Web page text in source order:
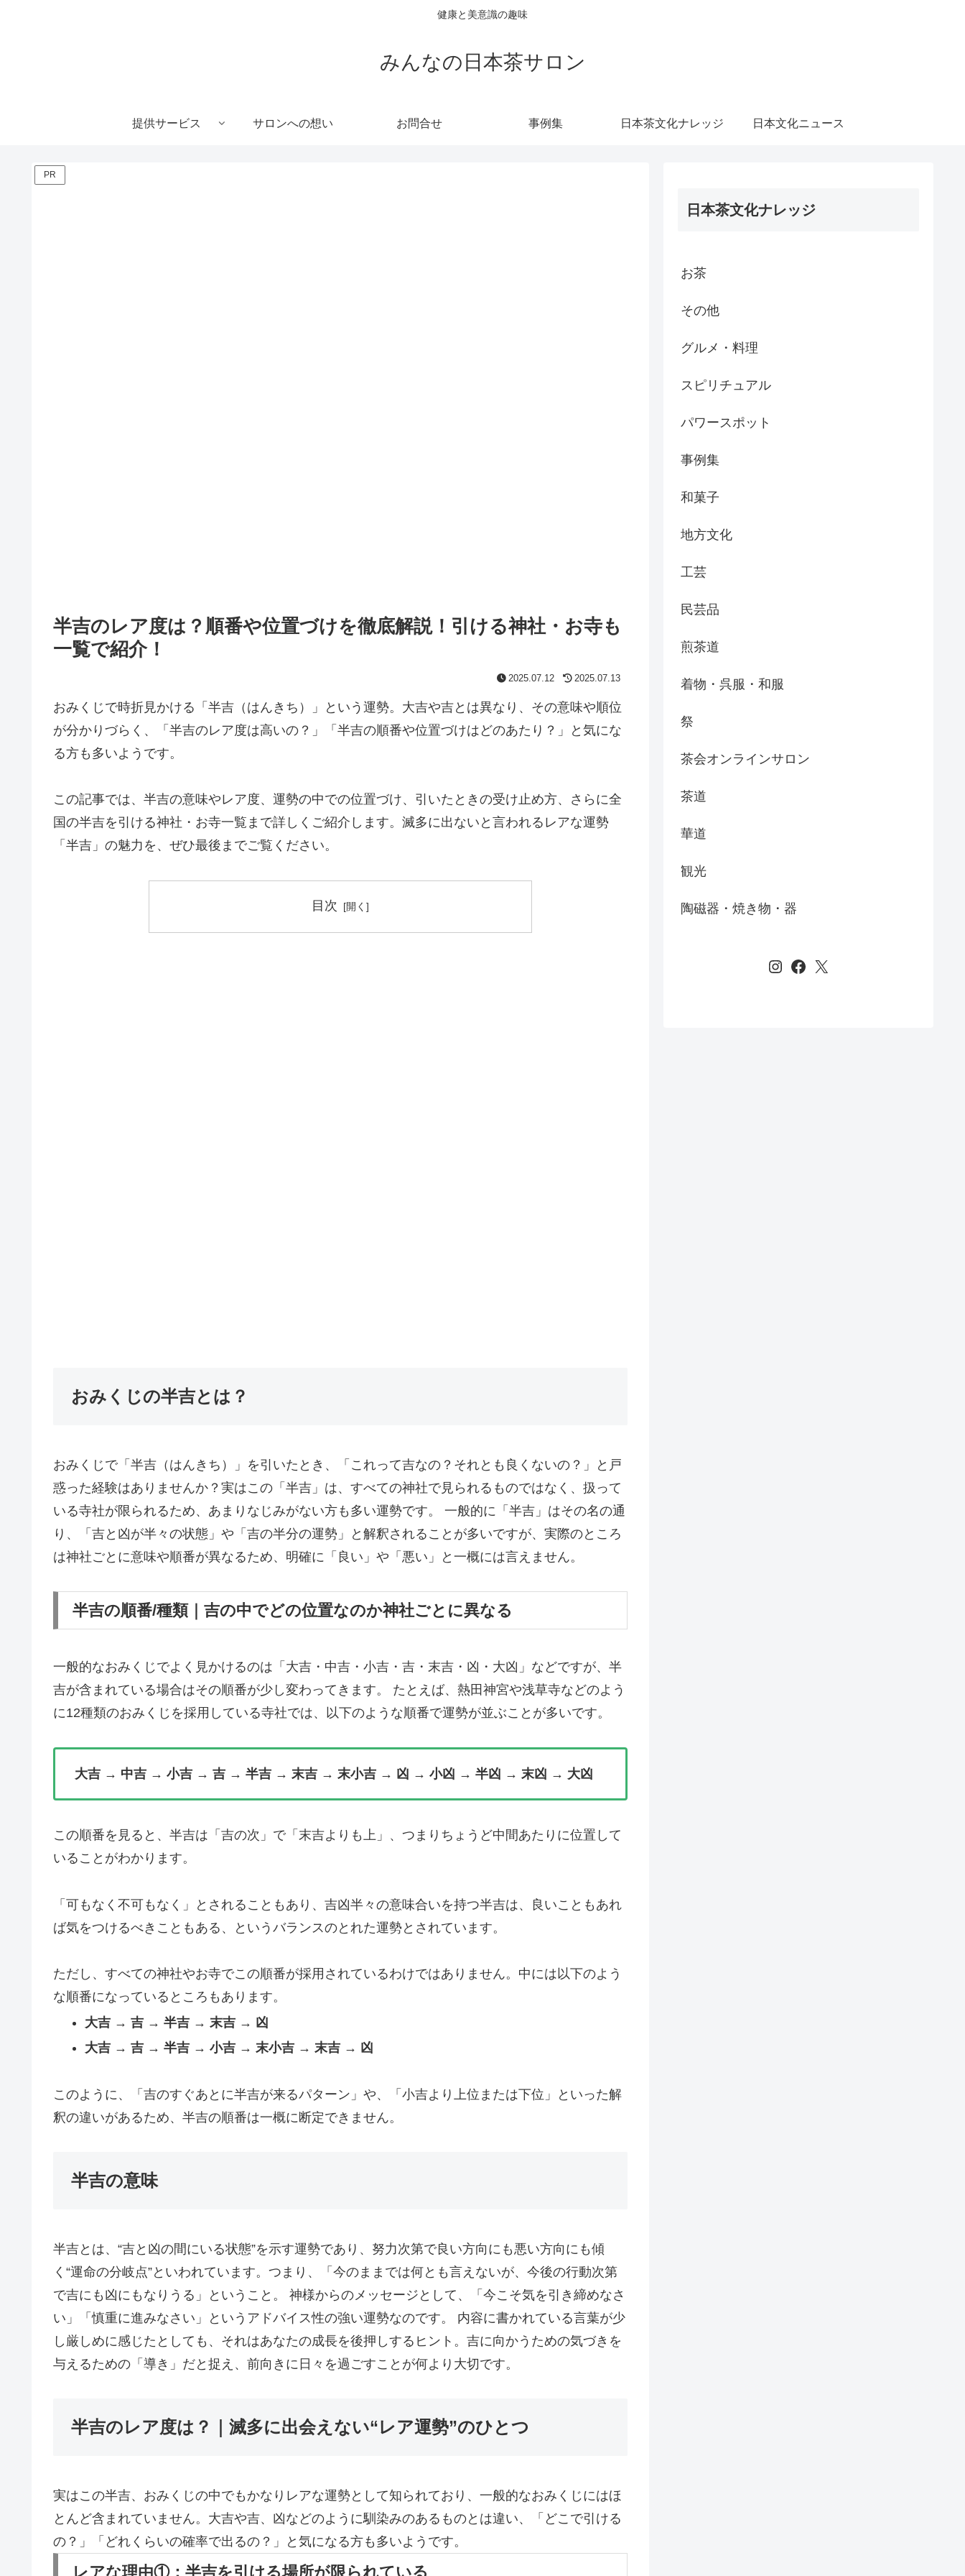
健康と美意識の趣味
みんなの日本茶サロン
提供サービス サロンへの想い お問合せ 事例集 日本茶文化ナレッジ 日本文化ニュース
PR
半吉のレア度は？順番や位置づけを徹底解説！引ける神社・お寺も
一覧で紹介！
2025.07.12 2025.07.13
おみくじで時折見かける「半吉（はんきち）」という運勢。大吉や吉とは異なり、その意味や順位
が分かりづらく、「半吉のレア度は高いの？」「半吉の順番や位置づけはどのあたり？」と気にな
る方も多いようです。
この記事では、半吉の意味やレア度、運勢の中での位置づけ、引いたときの受け止め方、さらに全
国の半吉を引ける神社・お寺一覧まで詳しくご紹介します。滅多に出ないと言われるレアな運勢
「半吉」の魅力を、ぜひ最後までご覧ください。
目次
おみくじの半吉とは？
おみくじで「半吉（はんきち）」を引いたとき、「これって吉なの？それとも良くないの？」と戸
惑った経験はありませんか？実はこの「半吉」は、すべての神社で見られるものではなく、扱って
いる寺社が限られるため、あまりなじみがない方も多い運勢です。 一般的に「半吉」はその名の通
り、「吉と凶が半々の状態」や「吉の半分の運勢」と解釈されることが多いですが、実際のところ
は神社ごとに意味や順番が異なるため、明確に「良い」や「悪い」と一概には言えません。
半吉の順番/種類｜吉の中でどの位置なのか神社ごとに異なる
一般的なおみくじでよく見かけるのは「大吉・中吉・小吉・吉・末吉・凶・大凶」などですが、半
吉が含まれている場合はその順番が少し変わってきます。 たとえば、熱田神宮や浅草寺などのよう
に12種類のおみくじを採用している寺社では、以下のような順番で運勢が並ぶことが多いです。
大吉 → 中吉 → 小吉 → 吉 → 半吉 → 末吉 → 末小吉 → 凶 → 小凶 → 半凶 → 末凶 → 大凶
この順番を見ると、半吉は「吉の次」で「末吉よりも上」、つまりちょうど中間あたりに位置して
いることがわかります。
「可もなく不可もなく」とされることもあり、吉凶半々の意味合いを持つ半吉は、良いこともあれ
ば気をつけるべきこともある、というバランスのとれた運勢とされています。
ただし、すべての神社やお寺でこの順番が採用されているわけではありません。中には以下のよう
な順番になっているところもあります。
大吉 → 吉 → 半吉 → 末吉 → 凶
大吉 → 吉 → 半吉 → 小吉 → 末小吉 → 末吉 → 凶
このように、「吉のすぐあとに半吉が来るパターン」や、「小吉より上位または下位」といった解
釈の違いがあるため、半吉の順番は一概に断定できません。
半吉の意味
半吉とは、“吉と凶の間にいる状態”を示す運勢であり、努力次第で良い方向にも悪い方向にも傾
く“運命の分岐点”といわれています。つまり、「今のままでは何とも言えないが、今後の行動次第
で吉にも凶にもなりうる」ということ。 神様からのメッセージとして、「今こそ気を引き締めなさ
い」「慎重に進みなさい」というアドバイス性の強い運勢なのです。 内容に書かれている言葉が少
し厳しめに感じたとしても、それはあなたの成長を後押しするヒント。吉に向かうための気づきを
与えるための「導き」だと捉え、前向きに日々を過ごすことが何より大切です。
半吉のレア度は？｜滅多に出会えない“レア運勢”のひとつ
実はこの半吉、おみくじの中でもかなりレアな運勢として知られており、一般的なおみくじにはほ
とんど含まれていません。大吉や吉、凶などのように馴染みのあるものとは違い、「どこで引ける
の？」「どれくらいの確率で出るの？」と気になる方も多いようです。
レアな理由①：半吉を引ける場所が限られている
日本茶文化ナレッジ
お茶
その他
グルメ・料理
スピリチュアル
パワースポット
事例集
和菓子
地方文化
工芸
民芸品
煎茶道
着物・呉服・和服
祭
茶会オンラインサロン
茶道
華道
観光
陶磁器・焼き物・器
Instagram
Facebook